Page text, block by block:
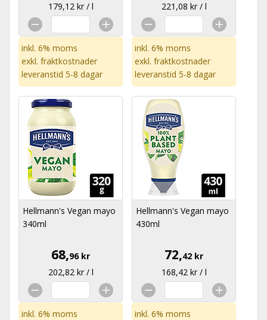
179,12 kr / l
inkl. 6% moms
exkl. fraktkostnader
leveranstid 5-8 dagar
221,08 kr / l
inkl. 6% moms
exkl. fraktkostnader
leveranstid 5-8 dagar
Hellmann's Vegan mayo
340ml
68,96 kr
202,82 kr / l
inkl. 6% moms
Hellmann's Vegan mayo
430ml
72,42 kr
168,42 kr / l
inkl. 6% moms